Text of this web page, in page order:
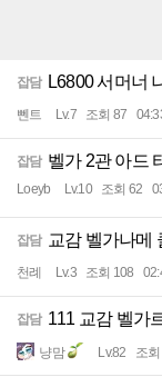
잡담 L6800 서머너
뻰트 Lv.7 조회 87
잡담 벨가 2관 아드
Loeyb Lv.10 조회 62
잡담 교감 벨가나메
천례 Lv.3 조회 108
잡담 111 교감 벨가
냥맘 Lv.82 조